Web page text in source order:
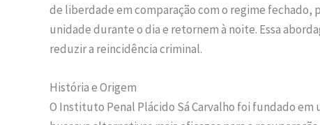
de liberdade em comparação com o regime
unidade durante o dia e retornem à noite. Essa
reduzir a reincidência criminal.
História e Origem
O Instituto Penal Plácido Sá Carvalho foi fundado